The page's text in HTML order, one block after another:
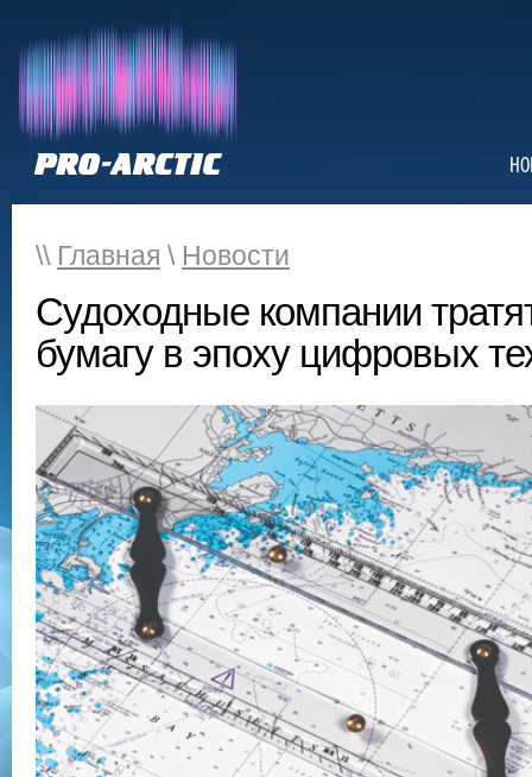
\\ Главная \ Новости
Судоходные компании
бумагу в эпоху цифровых